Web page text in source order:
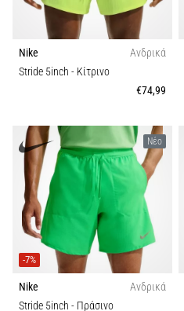
Nike
Ανδρικά
Stride 5inch - Κίτρινο
€74,99
Νέο
-7%
Nike
Ανδρικά
Stride 5inch - Πράσινο